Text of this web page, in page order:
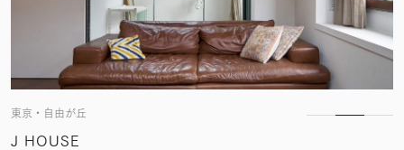
東京・自由が丘
J HOUSE